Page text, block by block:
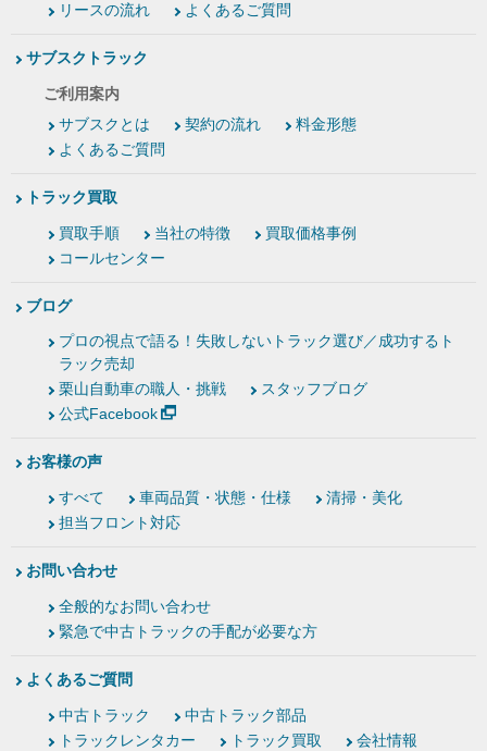
リースの流れ
よくあるご質問
サブスクトラック
ご利用案内
サブスクとは
契約の流れ
料金形態
よくあるご質問
トラック買取
買取手順 当社の特徴
買取価格事例
コールセンター
ブログ
プロの視点で語る！失敗しないトラック選び／成功するト
ラック売却
栗山自動車の職人・挑戦
スタッフブログ
公式Facebook
お客様の声
すべて 車両品質・状態・仕様
清掃・美化
担当フロント対応
お問い合わせ
全般的なお問い合わせ
緊急で中古トラックの手配が必要な方
よくあるご質問
中古トラック
中古トラック部品
トラックレンタカー
トラック買取 会社情報